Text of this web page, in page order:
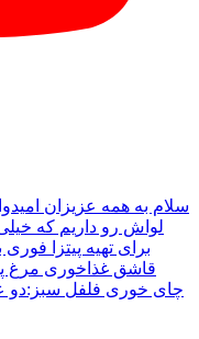
سلام به همه عزیزان
لواش رو داریم که
قاشق غذاخوری مرغ
چای خوری فلفل سبز:دو